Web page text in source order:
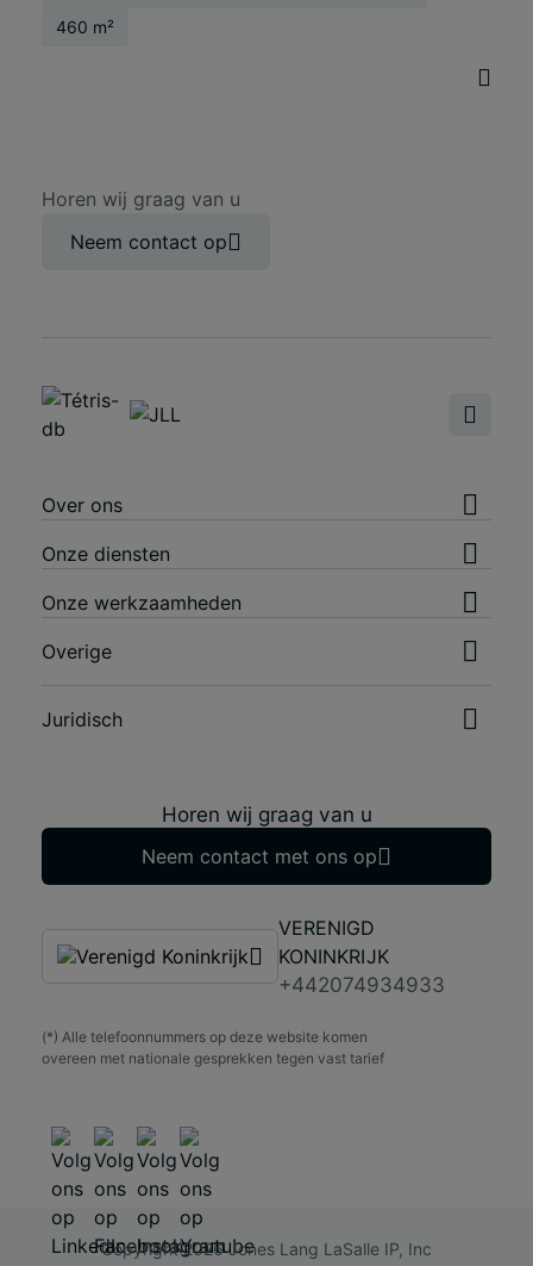
460 m²
Horen wij graag van u
Neem contact op
Over ons
Onze diensten
Onze werkzaamheden
Overige
Juridisch
Horen wij graag van u
Neem contact met ons op
VERENIGD
KONINKRIJK
+442074934933
(*) Alle telefoonnummers op deze website komen
overeen met nationale gesprekken tegen vast tarief
Copyright 2026 Jones Lang LaSalle IP, Inc